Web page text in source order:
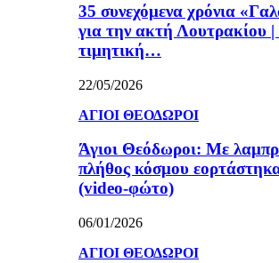
35 συνεχόμενα χρόνια
για την ακτή Λουτρακίου |
τιμητική…
22/05/2026
ΑΓΙΟΙ ΘΕΟΔΩΡΟΙ
Άγιοι Θεόδωροι: Με
πλήθος κόσμου
(video-φώτο)
06/01/2026
ΑΓΙΟΙ ΘΕΟΔΩΡΟΙ